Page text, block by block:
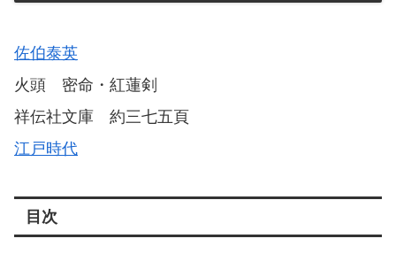
佐伯泰英
火頭 密命・紅蓮剣
祥伝社文庫 約三七五頁
江戸時代
目次